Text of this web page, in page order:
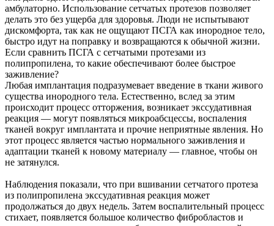
амбулаторно. Использование сетчатых протезов позволяет
делать это без ущерба для здоровья. Люди не испытывают
дискомфорта, так как не ощущают ПСГА как инородное тело,
быстро идут на поправку и возвращаются к обычной жизни.
Если сравнить ПСГА с сетчатыми протезами из
полипропилена, то какие обеспечивают более быстрое
заживление?
Любая имплантация подразумевает введение в ткани живого
существа инородного тела. Естественно, вслед за этим
происходит процесс отторжения, возникает экссудативная
реакция — могут появляться микроабсцессы, воспаления
тканей вокруг имплантата и прочие неприятные явления. Но
этот процесс является частью нормального заживления и
адаптации тканей к новому материалу — главное, чтобы он
не затянулся.
Наблюдения показали, что при вшивании сетчатого протеза
из полипропилена экссудативная реакция может
продолжаться до двух недель. Затем воспалительный процесс
стихает, появляется большое количество фибробластов и